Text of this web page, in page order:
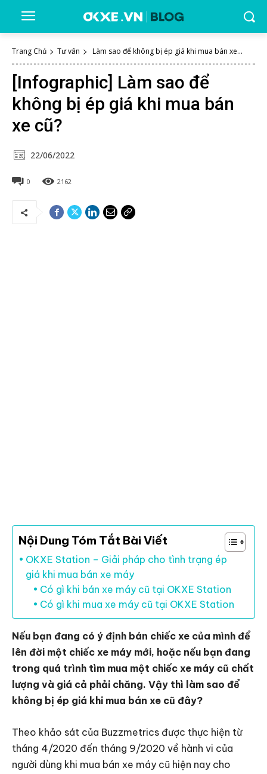
Trang Chủ Tư vấn Làm sao để không bị ép giá khi mua bán xe...
[Infographic] Làm sao để
không bị ép giá khi mua bán
xe cũ?
22/06/2022
0 2162
Nội Dung Tóm Tắt Bài Viết
OKXE Station – Giải pháp cho tình trạng ép
giá khi mua bán xe máy
Có gì khi bán xe máy cũ tại OKXE Station
Có gì khi mua xe máy cũ tại OKXE Station
Nếu bạn đang có ý định bán chiếc xe của mình để
lên đời một chiếc xe máy mới, hoặc nếu bạn đang
trong quá trình tìm mua một chiếc xe máy cũ chất
lượng và giá cả phải chăng. Vậy thì làm sao để
không bị ép giá khi mua bán xe cũ đây?
Theo khảo sát của Buzzmetrics được thực hiện từ
tháng 4/2020 đến tháng 9/2020 về hành vi của
người dùng khi mua bán xe máy cũ hiện nay cho